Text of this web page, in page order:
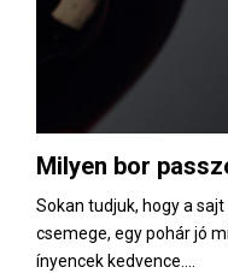
Milyen bor
Sokan tudjuk, hogy a
csemege, egy pohár jó
ínyencek kedvence....